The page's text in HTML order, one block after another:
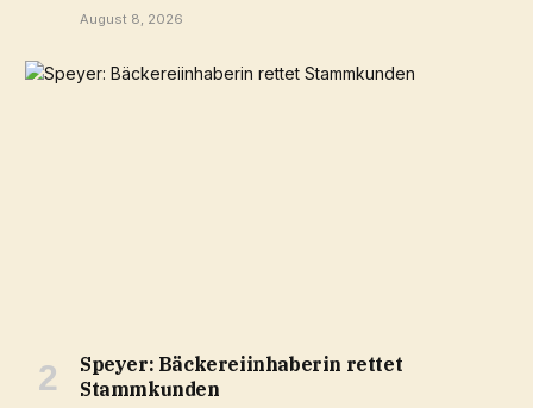
August 8, 2026
Speyer: Bäckereiinhaberin rettet
Stammkunden